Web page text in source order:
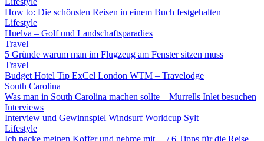
How to: Die schönsten Reisen in einem Buch festgehalten
Lifestyle
Huelva – Golf und Landschaftsparadies
Travel
5 Gründe warum man im Flugzeug am Fenster sitzen muss
Travel
Budget Hotel Tip ExCel London WTM – Travelodge
South Carolina
Was man in South Carolina machen sollte – Murrells Inlet besuchen
Interviews
Interview und Gewinnspiel Windsurf Worldcup Sylt
Lifestyle
Ich packe meinen Koffer und nehme mit… / 6 Tipps für die Reise